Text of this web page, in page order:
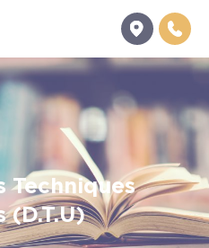
Techniques
(D.T.U)